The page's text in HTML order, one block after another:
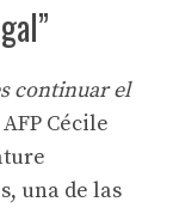
continuar el
Cécile
una de las